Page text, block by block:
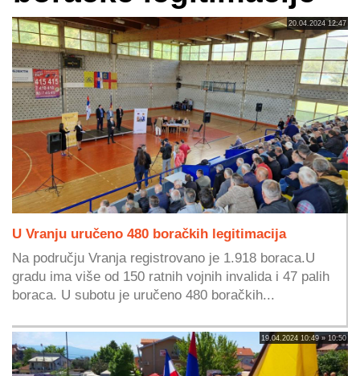
20.04.2024 12:47
U Vranju uručeno 480 boračkih legitimacija
Na području Vranja registrovano je 1.918 boraca.U
gradu ima više od 150 ratnih vojnih invalida i 47 palih
boraca. U subotu je uručeno 480 boračkih...
19.04.2024 10:49 » 10:50